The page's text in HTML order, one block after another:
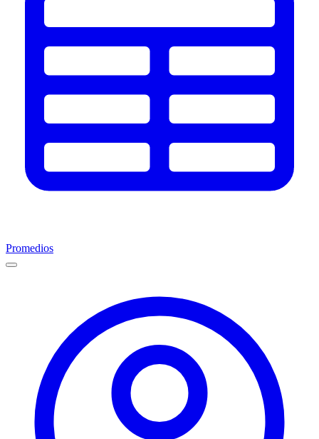
Promedios